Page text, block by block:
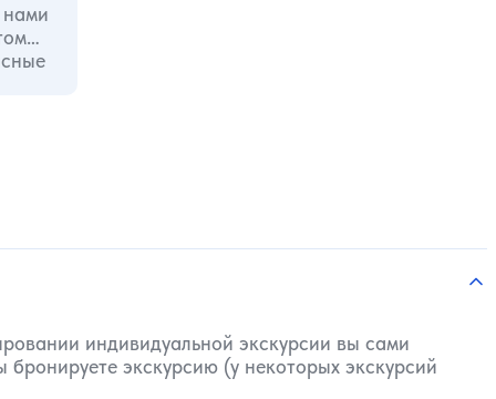
нами
индивидуальной экскурсии вы сами
экскурсию (у некоторых экскурсий